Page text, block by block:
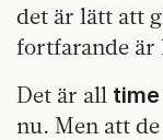
det är lätt att
fortfarande är
Det är all
nu. Men att